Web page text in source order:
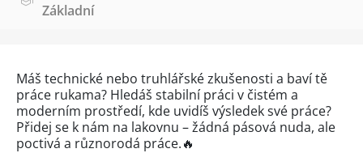
Základní
Máš technické nebo truhlářské zkušenosti a baví tě
práce rukama? Hledáš stabilní práci v čistém a
moderním prostředí, kde uvidíš výsledek své práce?
Přidej se k nám na lakovnu – žádná pásová nuda, ale
poctivá a různorodá práce.🔥